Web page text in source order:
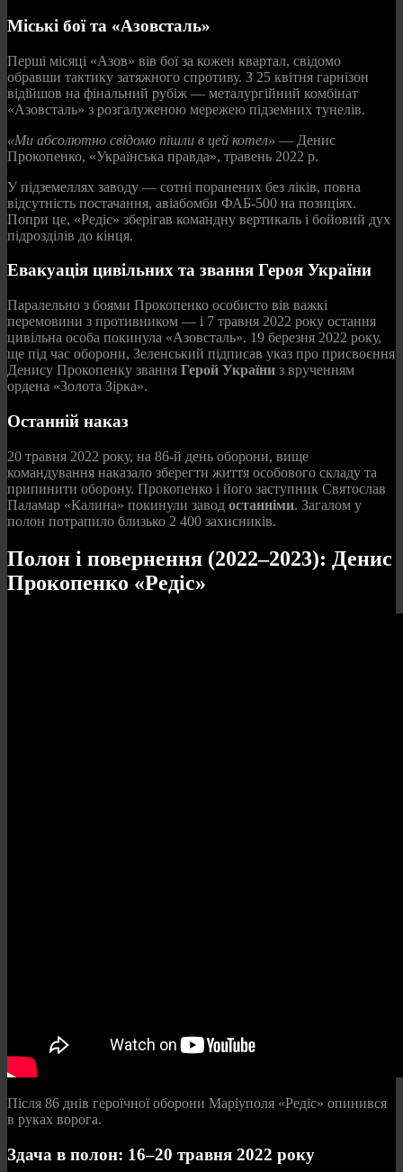
Міські бої та «Азовсталь»
Перші місяці «Азов» вів бої за кожен квартал, свідомо
обравши тактику затяжного спротиву. З 25 квітня гарнізон
відійшов на фінальний рубіж — металургійний комбінат
«Азовсталь» з розгалуженою мережею підземних тунелів.
«Ми абсолютно свідомо пішли в цей котел» — Денис
Прокопенко, «Українська правда», травень 2022 р.
У підземеллях заводу — сотні поранених без ліків, повна
відсутність постачання, авіабомби ФАБ-500 на позиціях.
Попри це, «Редіс» зберігав командну вертикаль і бойовий дух
підрозділів до кінця.
Евакуація цивільних та звання Героя України
Паралельно з боями Прокопенко особисто вів важкі
перемовини з противником — і 7 травня 2022 року остання
цивільна особа покинула «Азовсталь». 19 березня 2022 року,
ще під час оборони, Зеленський підписав указ про присвоєння
Денису Прокопенку звання Герой України з врученням
ордена «Золота Зірка».
Останній наказ
20 травня 2022 року, на 86-й день оборони, вище
командування наказало зберегти життя особового складу та
припинити оборону. Прокопенко і його заступник Святослав
Паламар «Калина» покинули завод останніми. Загалом у
полон потрапило близько 2 400 захисників.
Полон і повернення (2022–2023): Денис
Прокопенко «Редіс»
Після 86 днів героїчної оборони Маріуполя «Редіс» опинився
в руках ворога.
Здача в полон: 16–20 травня 2022 року